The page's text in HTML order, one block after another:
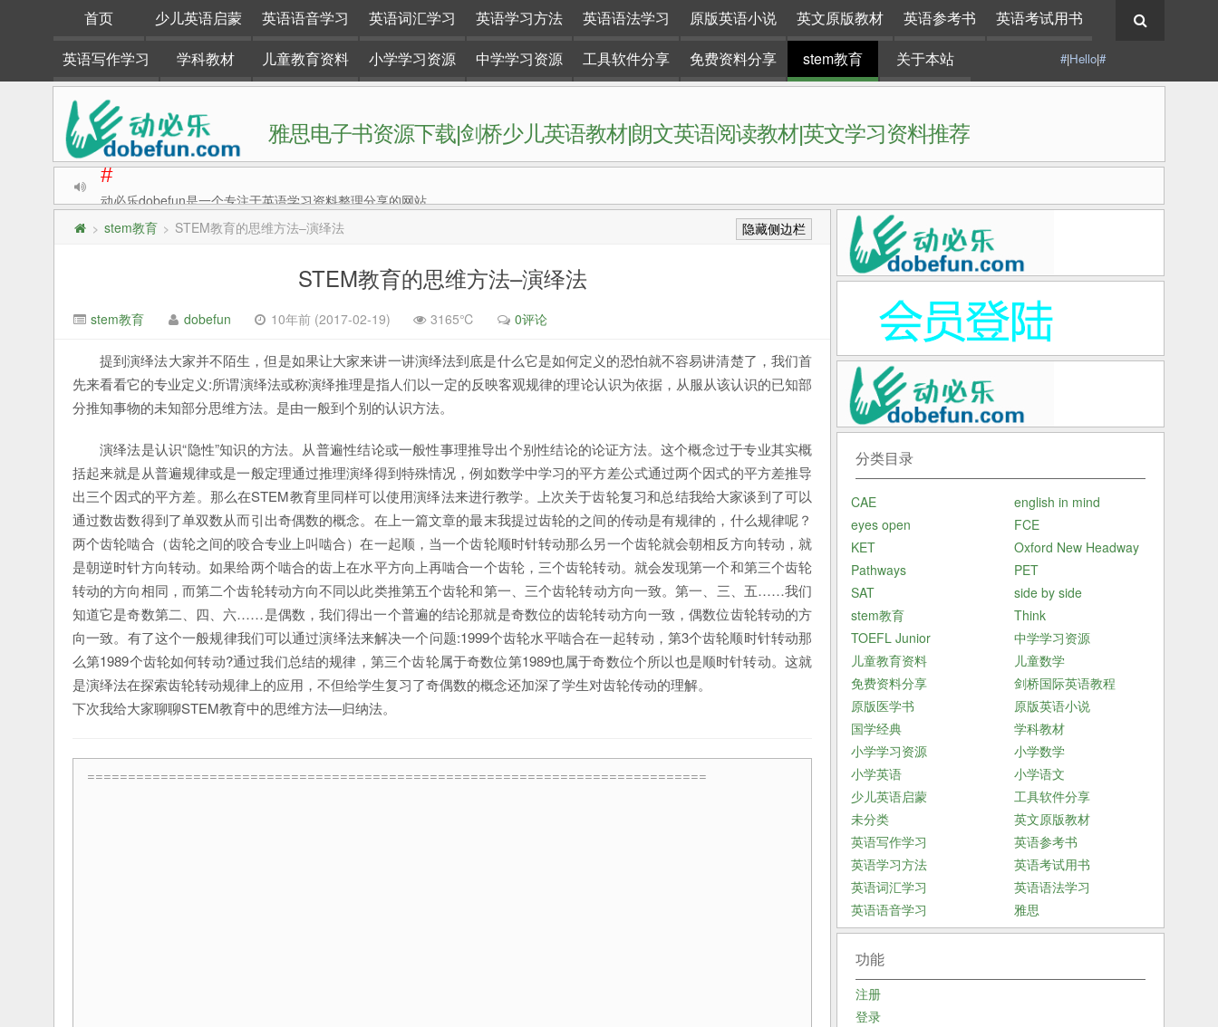
首页 少儿英语启蒙 英语语音学习 英语词汇学习 英语学习方法 英语语法学习 原版英语小说 英文原版教材 英语参考书
英语考试用书
英语写作学习
学科教材 儿童教育资料 小学学习资源 中学学习资源 工具软件分享 免费资料分享 stem教育 关于本站 #|Hello|#
雅思电子书资源下载|剑桥少儿英语教材|朗文英语阅读教材|英文学习资料推荐
#
动必乐dobefun是一个专注于英语学习资料整理分享的网站。
> stem教育 > STEM教育的思维方法–演绎法 隐藏侧边栏
STEM教育的思维方法–演绎法
stem教育 dobefun 10年前 (2017-02-19) 3165℃ 0评论
提到演绎法大家并不陌生，但是如果让大家来讲一讲演绎法到底是什么它是如何定义的恐怕就不容易讲清楚了，我们首
先来看看它的专业定义:所谓演绎法或称演绎推理是指人们以一定的反映客观规律的理论认识为依据，从服从该认识的已知部
分推知事物的未知部分思维方法。是由一般到个别的认识方法。
演绎法是认识“隐性”知识的方法。从普遍性结论或一般性事理推导出个别性结论的论证方法。这个概念过于专业其实概
括起来就是从普遍规律或是一般定理通过推理演绎得到特殊情况，例如数学中学习的平方差公式通过两个因式的平方差推导
出三个因式的平方差。那么在STEM教育里同样可以使用演绎法来进行教学。上次关于齿轮复习和总结我给大家谈到了可以
通过数齿数得到了单双数从而引出奇偶数的概念。在上一篇文章的最末我提过齿轮的之间的传动是有规律的，什么规律呢？
两个齿轮啮合（齿轮之间的咬合专业上叫啮合）在一起顺，当一个齿轮顺时针转动那么另一个齿轮就会朝相反方向转动，就
是朝逆时针方向转动。如果给两个啮合的齿上在水平方向上再啮合一个齿轮，三个齿轮转动。就会发现第一个和第三个齿轮
转动的方向相同，而第二个齿轮转动方向不同以此类推第五个齿轮和第一、三个齿轮转动方向一致。第一、三、五……我们
知道它是奇数第二、四、六……是偶数，我们得出一个普遍的结论那就是奇数位的齿轮转动方向一致，偶数位齿轮转动的方
向一致。有了这个一般规律我们可以通过演绎法来解决一个问题:1999个齿轮水平啮合在一起转动，第3个齿轮顺时针转动那
么第1989个齿轮如何转动?通过我们总结的规律，第三个齿轮属于奇数位第1989也属于奇数位个所以也是顺时针转动。这就
是演绎法在探索齿轮转动规律上的应用，不但给学生复习了奇偶数的概念还加深了学生对齿轮传动的理解。
下次我给大家聊聊STEM教育中的思维方法—归纳法。
============================================================================
分类目录
CAE
english in mind
eyes open
FCE
KET
Oxford New Headway
Pathways
PET
SAT
side by side
stem教育
Think
TOEFL Junior
中学学习资源
儿童教育资料
儿童数学
免费资料分享
剑桥国际英语教程
原版医学书
原版英语小说
国学经典
学科教材
小学学习资源
小学数学
小学英语
小学语文
少儿英语启蒙
工具软件分享
未分类
英文原版教材
英语写作学习
英语参考书
英语学习方法
英语考试用书
英语词汇学习
英语语法学习
英语语音学习
雅思
功能
注册
登录